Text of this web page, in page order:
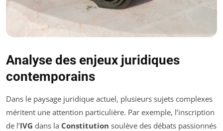
Analyse des enjeux juridiques
contemporains
Dans le paysage juridique actuel, plusieurs sujets complexes
méritent une attention particulière. Par exemple, l’inscription
de l’IVG dans la Constitution soulève des débats passionnés